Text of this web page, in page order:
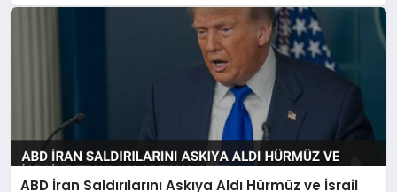
ABD İran Saldırılarını Askıya Aldı Hürmüz ve İsrail